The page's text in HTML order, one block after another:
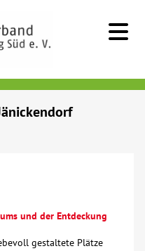
und der Entdeckung
gestaltete Plätze